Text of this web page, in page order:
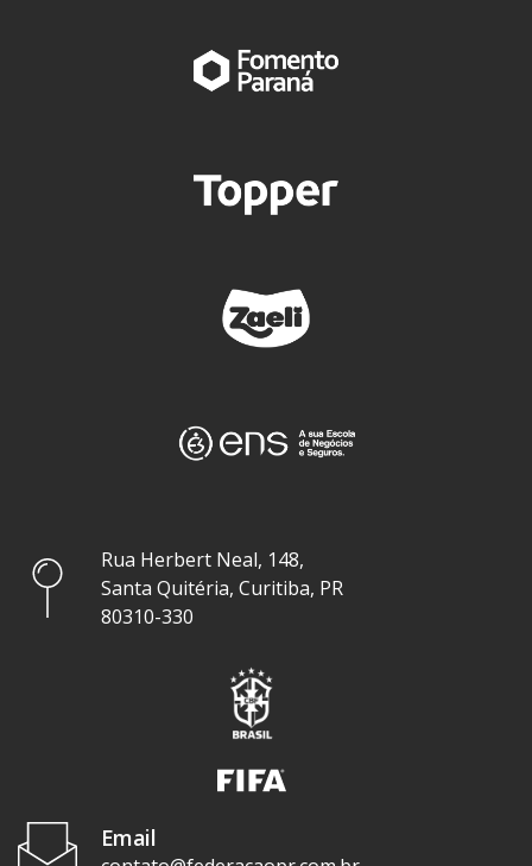
Rua Herbert Neal, 148,
Santa Quitéria, Curitiba, PR
80310-330
Email